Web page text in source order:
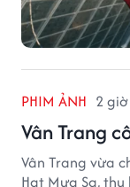
PHIM ẢNH 2
Vân Trang
Vân Trang vừa
Hạt Mưa Sa,